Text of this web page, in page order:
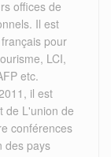
offices de
Il est
pour
LCI,
etc.
il est
de L'union de
conférences
des pays